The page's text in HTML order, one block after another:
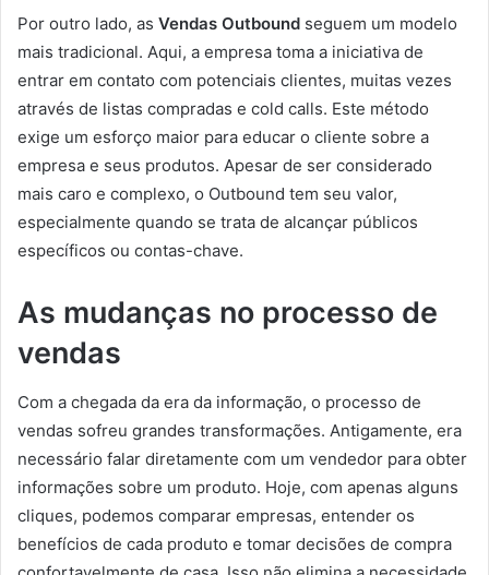
Por outro lado, as Vendas Outbound seguem um modelo
mais tradicional. Aqui, a empresa toma a iniciativa de
entrar em contato com potenciais clientes, muitas vezes
através de listas compradas e cold calls. Este método
exige um esforço maior para educar o cliente sobre a
empresa e seus produtos. Apesar de ser considerado
mais caro e complexo, o Outbound tem seu valor,
especialmente quando se trata de alcançar públicos
específicos ou contas-chave.
As mudanças no processo de
vendas
Com a chegada da era da informação, o processo de
vendas sofreu grandes transformações. Antigamente, era
necessário falar diretamente com um vendedor para obter
informações sobre um produto. Hoje, com apenas alguns
cliques, podemos comparar empresas, entender os
benefícios de cada produto e tomar decisões de compra